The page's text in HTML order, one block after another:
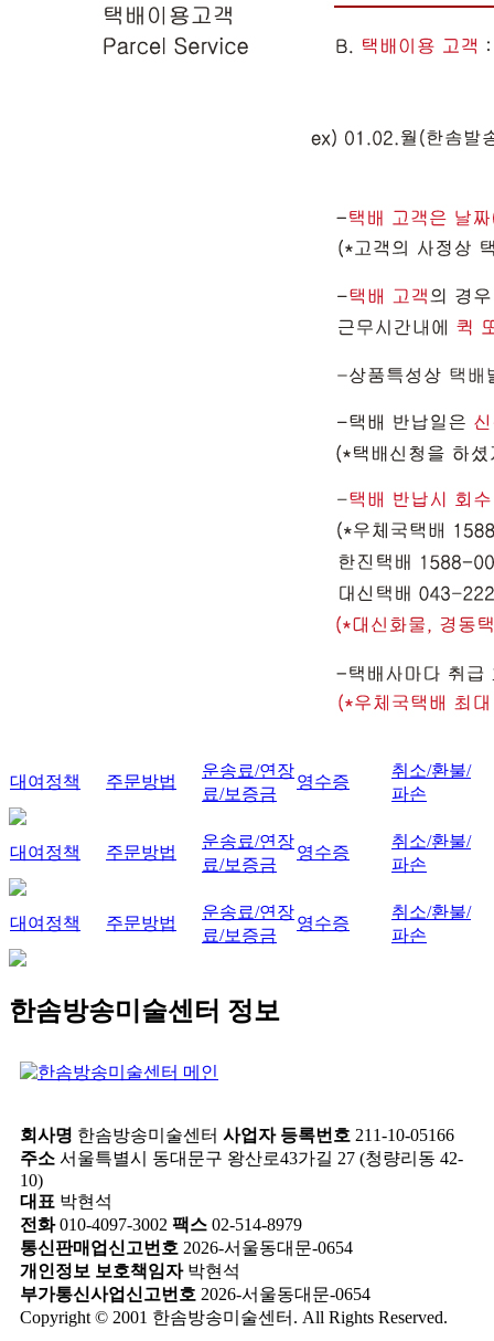
대여정책 주문방법
운송료/연장
료/보증금
영수증
취소/환불/
파손
대여정책 주문방법
운송료/연장
료/보증금
영수증
취소/환불/
파손
대여정책 주문방법
운송료/연장
료/보증금
영수증
취소/환불/
파손
한솜방송미술센터 정보
회사명 한솜방송미술센터 사업자 등록번호 211-10-05166
주소 서울특별시 동대문구 왕산로43가길 27 (청량리동 42-
10)
대표 박현석
전화010-4097-3002 팩스 02-514-8979
통신판매업신고번호 2026-서울동대문-0654
개인정보 보호책임자박현석
부가통신사업신고번호 2026-서울동대문-0654
Copyright © 2001 한솜방송미술센터. All Rights Reserved.